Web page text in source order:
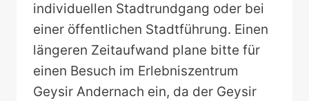
individuellen Stadtrundgang oder bei
einer öffentlichen Stadtführung. Einen
längeren Zeitaufwand plane bitte für
einen Besuch im Erlebniszentrum
Geysir Andernach ein, da der Geysir